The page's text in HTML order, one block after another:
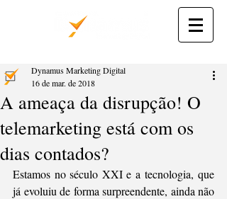
A ameaça da disrupção! O
telemarketing está com os
dias contados?
Dynamus Marketing Digital
16 de mar. de 2018
Estamos no século XXI e a tecnologia, que
já evoluiu de forma surpreendente, ainda não